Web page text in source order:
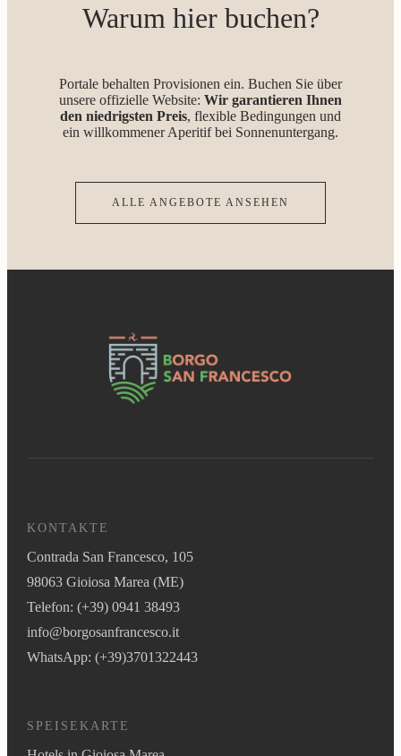
Warum hier buchen?
Portale behalten Provisionen ein. Buchen Sie über
unsere offizielle Website: Wir garantieren Ihnen
den niedrigsten Preis, flexible Bedingungen und
ein willkommener Aperitif bei Sonnenuntergang.
ALLE ANGEBOTE ANSEHEN
KONTAKTE
Contrada San Francesco, 105
98063 Gioiosa Marea (ME)
Telefon: (+39) 0941 38493
info@borgosanfrancesco.it
WhatsApp: (+39)3701322443
SPEISEKARTE